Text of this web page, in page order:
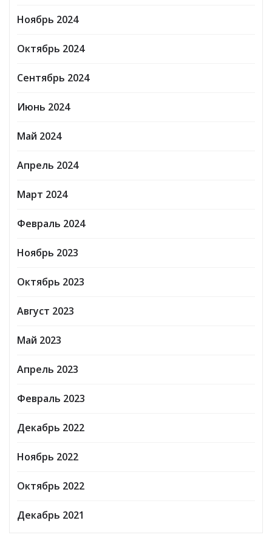
Ноябрь 2024
Октябрь 2024
Сентябрь 2024
Июнь 2024
Май 2024
Апрель 2024
Март 2024
Февраль 2024
Ноябрь 2023
Октябрь 2023
Август 2023
Май 2023
Апрель 2023
Февраль 2023
Декабрь 2022
Ноябрь 2022
Октябрь 2022
Декабрь 2021